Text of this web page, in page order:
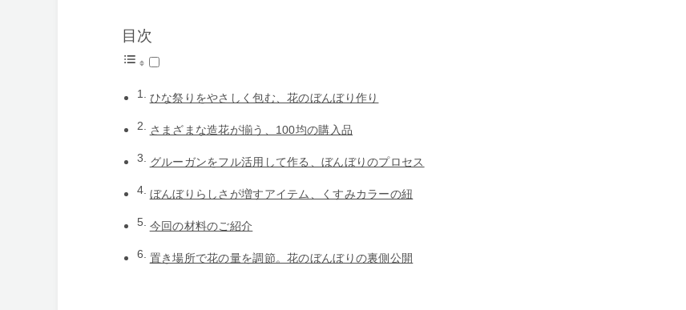
目次
ひな祭りをやさしく包む、花のぼんぼり作り
さまざまな造花が揃う、100均の購入品
グルーガンをフル活用して作る、ぼんぼりのプロセス
ぼんぼりらしさが増すアイテム、くすみカラーの紐
今回の材料のご紹介
置き場所で花の量を調節。花のぼんぼりの裏側公開